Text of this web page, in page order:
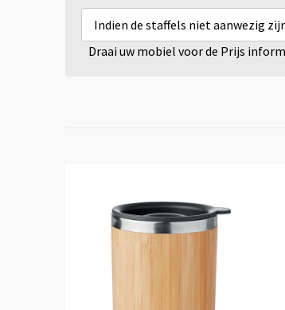
Indien de staffels niet aanwezig
Draai uw mobiel voor de Prijs